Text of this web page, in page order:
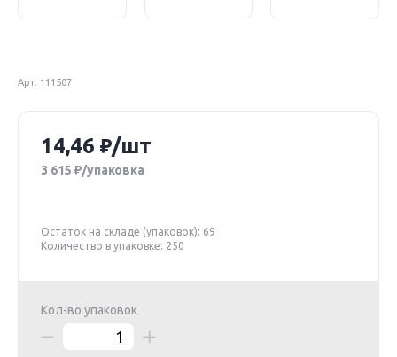
Арт. 111507
14,46 /шт
3 615 /упаковка
Остаток на складе (упаковок): 69
Количество в упаковке: 250
Кол-во упаковок